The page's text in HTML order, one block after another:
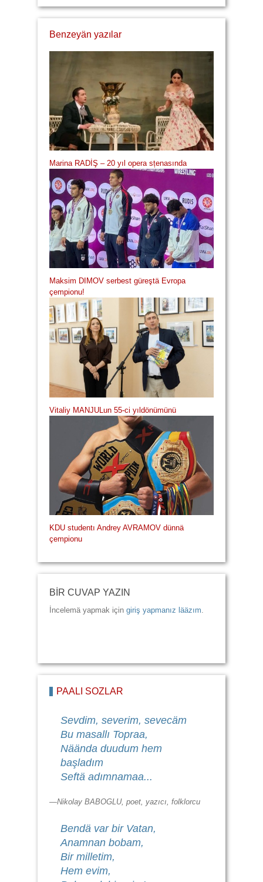
Benzeyän yazılar
Marina RADİŞ – 20 yıl opera sțenasında
Maksim DIMOV serbest güreştä Evropa
çempionu!
Vitaliy MANJULun 55-ci yıldönümünü
KDU studentı Andrey AVRAMOV dünnä
çempionu
BİR CUVAP YAZIN
İncelemä yapmak için giriş yapmanız lääzım
PAALI SÖZLÄR
Sevdim, severim, sevecäm
Bu masallı Topraa,
Näända duudum hem
başladım
Seftä adımnamaa...
—Nikolay BABOGLU, poet, yazıcı, folklorcu
Bendä var bir Vatan,
Anamnan bobam,
Bir milletim,
Hem evim,